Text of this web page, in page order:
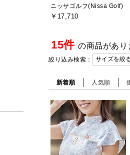
ニッサゴルフ(Nissa Golf)
￥17,710
15件 の商品があり
絞り込み検索：
新着順 人気順